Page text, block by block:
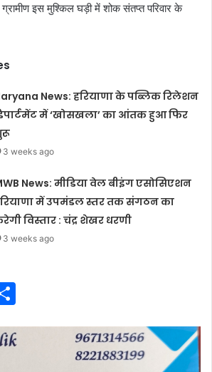
इस मुश्किल घड़ी में शोक संतप्त परिवार के
News: हरियाणा के पब्लिक रिलेशन
में ‘खोसखला’ का आंतक हुआ फिर
3 weeks ago
News: मीडिया वेल बीइंग एसोसिएशन
में उपमंडल स्तर तक संगठन का
विस्तार : चंद्र शेखर धरणी
3 weeks ago
ar